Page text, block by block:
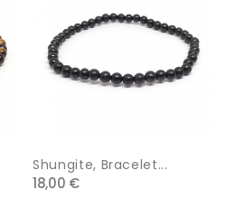
Shungite, Bracelet...
18,00 €